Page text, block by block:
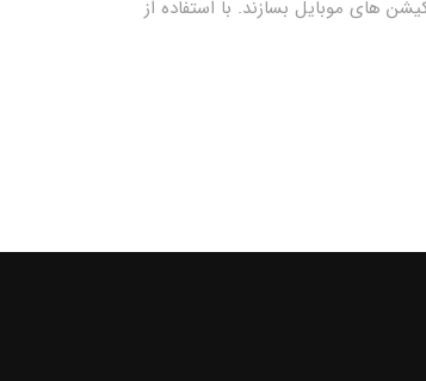
های موبایل بسازند. با استفاده از